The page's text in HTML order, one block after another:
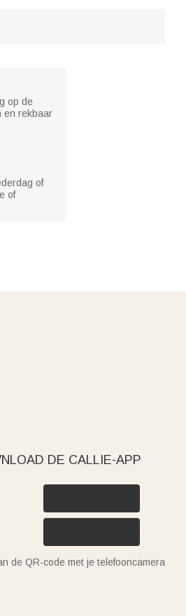
op de
en rekbaar
of
of
DE CALLIE-APP
de QR-code met je telefooncamera